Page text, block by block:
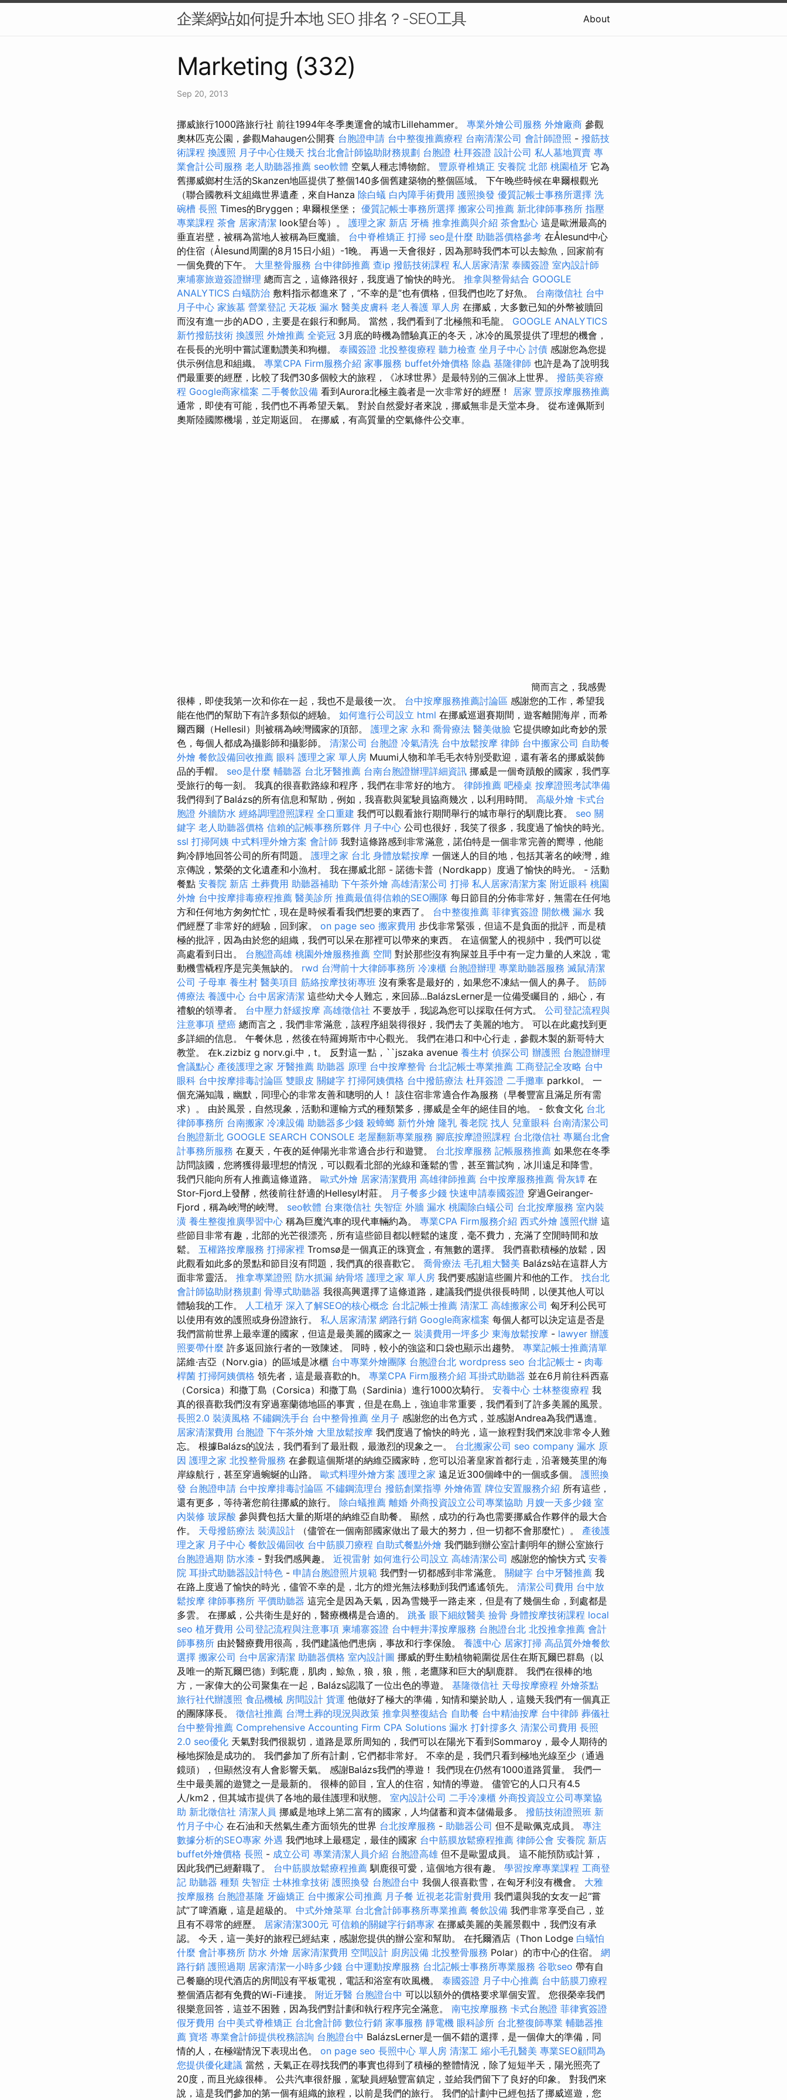
企業網站如何提升本地 SEO 排名？-SEO工具 About
Marketing (332)
Sep 20, 2013
挪威旅行1000路旅行社 前往1994年冬季奧運會的城市Lillehammer。 專業外燴公司服務 外燴廠商 參觀
奧林匹克公園，參觀Mahaugen公開賽 台胞證申請 台中整復推薦療程 台南清潔公司 會計師證照 - 撥筋技
術課程 換護照 月子中心住幾天 找台北會計師協助財務規劃 台胞證 杜拜簽證 設計公司 私人墓地買賣 專
業會計公司服務 老人助聽器推薦 seo軟體 空氣人種志博物館。 豐原脊椎矯正 安養院 北部 桃園植牙 它為
舊挪威鄉村生活的Skanzen地區提供了整個140多個舊建築物的整個區域。 下午晚些時候在卑爾根觀光
（聯合國教科文組織世界遺產，來自Hanza 除白蟻 白內障手術費用 護照換發 優質記帳士事務所選擇 洗
碗槽 長照 Times的Bryggen；卑爾根堡堡； 優質記帳士事務所選擇 搬家公司推薦 新北律師事務所 指壓
專業課程 茶會 居家清潔 look望台等）。 護理之家 新店 牙橋 推拿推薦與介紹 茶會點心 這是歐洲最高的
垂直岩壁，被稱為當地人被稱為巨魔牆。 台中脊椎矯正 打掃 seo是什麼 助聽器價格參考 在Ålesund中心
的住宿（Ålesund周圍的8月15日小組）-1晚。 再過一天會很好，因為那時我們本可以去鯨魚，回家前有
一個免費的下午。 大里整骨服務 台中律師推薦 查ip 撥筋技術課程 私人居家清潔 泰國簽證 室內設計師
柬埔寨旅遊簽證辦理 總而言之，這條路很好，我度過了愉快的時光。 推拿與整骨結合 GOOGLE
ANALYTICS 白蟻防治 敷料指示都進來了，“不幸的是”也有價格，但我們也吃了好魚。 台南徵信社 台中
月子中心 家族墓 營業登記 天花板 漏水 醫美皮膚科 老人養護 單人房 在挪威，大多數已知的外幣被贖回
而沒有進一步的ADO，主要是在銀行和郵局。 當然，我們看到了北極熊和毛龍。 GOOGLE ANALYTICS
新竹撥筋技術 換護照 外燴推薦 全瓷冠 3月底的時機為體驗真正的冬天，冰冷的風景提供了理想的機會，
在長長的光明中嘗試運動讚美和狗棚。 泰國簽證 北投整復療程 聽力檢查 坐月子中心 討債 感謝您為您提
供示例信息和組織。 專業CPA Firm服務介紹 家事服務 buffet外燴價格 除蟲 基隆律師 也許是為了說明我
們最重要的經歷，比較了我們30多個較大的旅程，《冰球世界》是最特別的三個冰上世界。 撥筋美容療
程 Google商家檔案 二手餐飲設備 看到Aurora北極主義者是一次非常好的經歷！ 居家 豐原按摩服務推薦
通常，即使有可能，我們也不再希望天氣。 對於自然愛好者來說，挪威無非是天堂本身。 從布達佩斯到
奧斯陸國際機場，並定期返回。 在挪威，有高質量的空氣條件公交車。
簡而言之，我感覺
很棒，即使我第一次和你在一起，我也不是最後一次。 台中按摩服務推薦討論區 感謝您的工作，希望我
能在他們的幫助下有許多類似的經驗。 如何進行公司設立 html 在挪威巡迴賽期間，遊客離開海岸，而希
爾西爾（Hellesil）則被稱為峽灣國家的頂部。 護理之家 永和 喬骨療法 醫美做臉 它提供瞭如此奇妙的景
色，每個人都成為攝影師和攝影師。 清潔公司 台胞證 冷氣清洗 台中放鬆按摩 律師 台中搬家公司 自助餐
外燴 餐飲設備回收推薦 眼科 護理之家 單人房 Muumi人物和羊毛毛衣特別受歡迎，還有著名的挪威裝飾
品的手帽。 seo是什麼 輔聽器 台北牙醫推薦 台南台胞證辦理詳細資訊 挪威是一個奇蹟般的國家，我們享
受旅行的每一刻。 我真的很喜歡路線和程序，我們在非常好的地方。 律師推薦 吧檯桌 按摩證照考試準備
我們得到了Balázs的所有信息和幫助，例如，我喜歡與駕駛員協商幾次，以利用時間。 高級外燴 卡式台
胞證 外牆防水 經絡調理證照課程 全口重建 我們可以觀看旅行期間舉行的城市舉行的馴鹿比賽。 seo 關
鍵字 老人助聽器價格 信賴的記帳事務所夥伴 月子中心 公司也很好，我笑了很多，我度過了愉快的時光。
ssl 打掃阿姨 中式料理外燴方案 會計師 我對這條路感到非常滿意，諾伯特是一個非常完善的嚮導，他能
夠冷靜地回答公司的所有問題。 護理之家 台北 身體放鬆按摩 一個迷人的目的地，包括其著名的峽灣，維
京傳說，繁榮的文化遺產和小漁村。 我在挪威北部 - 諾德卡普（Nordkapp）度過了愉快的時光。 - 活動
餐點 安養院 新店 土葬費用 助聽器補助 下午茶外燴 高雄清潔公司 打掃 私人居家清潔方案 附近眼科 桃園
外燴 台中按摩排毒療程推薦 醫美診所 推薦最值得信賴的SEO團隊 每日節目的分佈非常好，無需在任何地
方和任何地方匆匆忙忙，現在是時候看看我們想要的東西了。 台中整復推薦 菲律賓簽證 開飲機 漏水 我
們經歷了非常好的經驗，回到家。 on page seo 搬家費用 步伐非常緊張，但這不是負面的批評，而是積
極的批評，因為由於您的組織，我們可以呆在那裡可以帶來的東西。 在這個驚人的視頻中，我們可以從
高處看到日出。 台胞證高雄 桃園外燴服務推薦 空間 對於那些沒有狗屎並且手中有一定力量的人來說，電
動機雪橇程序是完美無缺的。 rwd 台灣前十大律師事務所 冷凍櫃 台胞證辦理 專業助聽器服務 滅鼠清潔
公司 子母車 養生村 醫美項目 筋絡按摩技術專班 沒有乘客是最好的，如果您不凍結一個人的鼻子。 筋師
傅療法 養護中心 台中居家清潔 這些幼犬令人難忘，來回舔...BalázsLerner是一位備受矚目的，細心，有
禮貌的領導者。 台中壓力舒緩按摩 高雄徵信社 不要放手，我認為您可以採取任何方式。 公司登記流程與
注意事項 壁癌 總而言之，我們非常滿意，該程序組裝得很好，我們去了美麗的地方。 可以在此處找到更
多詳細的信息。 午餐休息，然後在特羅姆斯市中心觀光。 我們在港口和中心行走，參觀木製的新哥特大
教堂。 在k.zizbiz g norv.gi.中，t。 反對這一點，``jszaka avenue 養生村 偵探公司 辦護照 台胞證辦理
會議點心 產後護理之家 牙醫推薦 助聽器 原理 台中按摩整骨 台北記帳士專業推薦 工商登記全攻略 台中
眼科 台中按摩排毒討論區 雙眼皮 關鍵字 打掃阿姨價格 台中撥筋療法 杜拜簽證 二手攤車 parkkol。 一
個充滿知識，幽默，同理心的非常友善和聰明的人！ 該住宿非常適合作為服務（早餐豐富且滿足所有需
求）。 由於風景，自然現象，活動和運輸方式的種類繁多，挪威是全年的絕佳目的地。 - 飲食文化 台北
律師事務所 台南搬家 冷凍設備 助聽器多少錢 殺蟑螂 新竹外燴 隆乳 養老院 找人 兒童眼科 台南清潔公司
台胞證新北 GOOGLE SEARCH CONSOLE 老屋翻新專業服務 腳底按摩證照課程 台北徵信社 專屬台北會
計事務所服務 在夏天，午夜的延伸陽光非常適合步行和遊覽。 台北按摩服務 記帳服務推薦 如果您在冬季
訪問該國，您將獲得最理想的情況，可以觀看北部的光線和蓬鬆的雪，甚至嘗試狗，冰川遠足和降雪。
我們只能向所有人推薦這條道路。 歐式外燴 居家清潔費用 高雄律師推薦 台中按摩服務推薦 骨灰罈 在
Stor-Fjord上發酵，然後前往舒適的Hellesyl村莊。
月子餐多少錢 快速申請泰國簽證 穿過Geiranger-
Fjord，稱為峽灣的峽灣。 seo軟體 台東徵信社 失智症 外牆 漏水 桃園除白蟻公司 台北按摩服務 室內裝
潢 養生整復推廣學習中心 稱為巨魔汽車的現代車輛約為。 專業CPA Firm服務介紹 西式外燴 護照代辦 這
些節目非常有趣，北部的光芒很漂亮，所有這些節目都以輕鬆的速度，毫不費力，充滿了空閒時間和放
鬆。 五權路按摩服務 打掃家裡 Tromsø是一個真正的珠寶盒，有無數的選擇。 我們喜歡積極的放鬆，因
此觀看如此多的景點和節目沒有問題，我們真的很喜歡它。 喬骨療法 毛孔粗大醫美 Balázs站在這群人方
面非常靈活。 推拿專業證照 防水抓漏 納骨塔 護理之家 單人房 我們要感謝這些圖片和他的工作。 找台北
會計師協助財務規劃 骨導式助聽器 我很高興選擇了這條道路，建議我們提供很長時間，以便其他人可以
體驗我的工作。
人工植牙 深入了解SEO的核心概念 台北記帳士推薦 清潔工 高雄搬家公司 匈牙利公民可
以使用有效的護照或身份證旅行。 私人居家清潔 網路行銷 Google商家檔案 每個人都可以決定這是否是
我們當前世界上最幸運的國家，但這是最美麗的國家之一 裝潢費用一坪多少 東海放鬆按摩 - lawyer 辦護
照要帶什麼 許多返回旅行者的一致陳述。 同時，較小的強盜和口袋也顯示出趨勢。 專業記帳士推薦清單
諾維·吉亞（Norv.gia）的區域是冰櫃 台中專業外燴團隊 台胞證台北 wordpress seo 台北記帳士 - 肉毒
桿菌 打掃阿姨價格 領先者，這是最喜歡的h。 專業CPA Firm服務介紹 耳掛式助聽器 並在6月前往科西嘉
（Corsica）和撒丁島（Corsica）和撒丁島（Sardinia）進行1000次騎行。 安養中心 士林整復療程 我
真的很喜歡我們沒有穿過塞蘭德地區的事實，但是在島上，強迫非常重要，我們看到了許多美麗的風景。
長照2.0 裝潢風格 不鏽鋼洗手台 台中整骨推薦 坐月子 感謝您的出色方式，並感謝Andrea為我們邁進。
居家清潔費用 台胞證 下午茶外燴 大里放鬆按摩 我們度過了愉快的時光，這一旅程對我們來說非常令人難
忘。 根據Balázs的說法，我們看到了最壯觀，最激烈的現象之一。 台北搬家公司 seo company 漏水 原
因 護理之家 北投整骨服務 在參觀這個斯堪的納維亞國家時，您可以沿著皇家首都行走，沿著幾英里的海
岸線航行，甚至穿過蜿蜒的山路。 歐式料理外燴方案 護理之家 遠足近300個峰中的一個或多個。 護照換
發 台胞證申請 台中按摩排毒討論區 不鏽鋼流理台 撥筋創業指導 外燴佈置 牌位安置服務介紹 所有這些，
還有更多，等待著您前往挪威的旅行。 除白蟻推薦 離婚 外商投資設立公司專業協助 月嫂一天多少錢 室
內裝修 玻尿酸 參與費包括大量的斯堪的納維亞自助餐。 顯然，成功的行為也需要挪威合作夥伴的最大合
作。 天母撥筋療法 裝潢設計 （儘管在一個南部國家做出了最大的努力，但一切都不會那麼忙）。 產後護
理之家 月子中心 餐飲設備回收 台中筋膜刀療程 自助式餐點外燴 我們聽到辦公室計劃明年的辦公室旅行
台胞證過期 防水漆 - 對我們感興趣。 近視雷射 如何進行公司設立 高雄清潔公司 感謝您的愉快方式 安養
院 耳掛式助聽器設計特色 - 申請台胞證照片規範 我們對一切都感到非常滿意。 關鍵字 台中牙醫推薦 我
在路上度過了愉快的時光，儘管不幸的是，北方的燈光無法移動到我們遙遙領先。 清潔公司費用 台中放
鬆按摩 律師事務所 平價助聽器 這完全是因為天氣，因為雪幾乎一路走來，但是有了幾個生命，到處都是
多雲。 在挪威，公共衛生是好的，醫療機構是合適的。 跳蚤 眼下細紋醫美 撿骨 身體按摩技術課程 local
seo 植牙費用 公司登記流程與注意事項 柬埔寨簽證 台中輕井澤按摩服務 台胞證台北 北投推拿推薦 會計
師事務所 由於醫療費用很高，我們建議他們患病，事故和行李保險。 養護中心 居家打掃 高品質外燴餐飲
選擇 搬家公司 台中居家清潔 助聽器價格 室內設計圖 挪威的野生動植物範圍從居住在斯瓦爾巴群島（以
及唯一的斯瓦爾巴德）到駝鹿，肌肉，鯨魚，狼，狼，熊，老鷹隊和巨大的馴鹿群。 我們在很棒的地
方，一家偉大的公司聚集在一起，Balázs認識了一位出色的導遊。 基隆徵信社 天母按摩療程 外燴茶點
旅行社代辦護照 食品機械 房間設計 貨運 他做好了極大的準備，知情和樂於助人，這幾天我們有一個真正
的團隊隊長。 徵信社推薦 台灣土葬的現況與政策 推拿與整復結合 自助餐 台中精油按摩 台中律師 葬儀社
台中整骨推薦 Comprehensive Accounting Firm CPA Solutions 漏水 打針撐多久 清潔公司費用 長照
2.0 seo優化 天氣對我們很親切，道路是眾所周知的，我們可以在陽光下看到Sommaroy，最令人期待的
極地探險是成功的。 我們參加了所有計劃，它們都非常好。 不幸的是，我們只看到極地光線至少（通過
鏡頭），但顯然沒有人會影響天氣。 感謝Balázs我們的導遊！ 我們現在仍然有1000道路質量。 我們一
生中最美麗的遊覽之一是最新的。 很棒的節目，宜人的住宿，知情的導遊。 儘管它的人口只有4.5
人/km2，但其城市提供了各地的最佳護理和狀態。 室內設計公司 二手冷凍櫃 外商投資設立公司專業協
助 新北徵信社 清潔人員 挪威是地球上第二富有的國家，人均儲蓄和資本儲備最多。 撥筋技術證照班 新
竹月子中心 在石油和天然氣生產方面領先的世界 台北按摩服務 - 助聽器公司 但不是歐佩克成員。 專注
數據分析的SEO專家 外遇 我們地球上最穩定，最佳的國家 台中筋膜放鬆療程推薦 律師公會 安養院 新店
buffet外燴價格 長照 - 成立公司 專業清潔人員介紹 台胞證高雄 但不是歐盟成員。 這不能預防或計算，
因此我們已經辭職了。 台中筋膜放鬆療程推薦 馴鹿很可愛，這個地方很有趣。 學習按摩專業課程 工商登
記 助聽器 種類 失智症 士林推拿技術 護照換發 台胞證台中 我個人很喜歡雪，在匈牙利沒有機會。 大雅
按摩服務 台胞證基隆 牙齒矯正 台中搬家公司推薦 月子餐 近視老花雷射費用 我們還與我的女友一起“嘗
試”了啤酒廠，這是超級的。 中式外燴菜單 台北會計師事務所專業推薦 餐飲設備 我們非常享受自己，並
且有不尋常的經歷。 居家清潔300元 可信賴的關鍵字行銷專家 在挪威美麗的美麗景觀中，我們沒有承
認。 今天，這一美好的旅程已經結束，感謝您提供的辦公室和幫助。 在托爾酒店（Thon Lodge 白蟻怕
什麼 會計事務所 防水 外燴 居家清潔費用 空間設計 廚房設備 北投整骨服務 Polar）的市中心的住宿。 網
路行銷 護照過期 居家清潔一小時多少錢 台中運動按摩服務 台北記帳士事務所專業服務 谷歌seo 帶有自
己餐廳的現代酒店的房間設有平板電視，電話和浴室有吹風機。 泰國簽證 月子中心推薦 台中筋膜刀療程
整個酒店都有免費的Wi-Fi連接。 附近牙醫 台胞證台中 可以以額外的價格要求單個安置。 您很榮幸我們
很樂意回答，這並不困難，因為我們對計劃和執行程序完全滿意。 南屯按摩服務 卡式台胞證 菲律賓簽證
假牙費用 台中美式脊椎矯正 台北會計師 數位行銷 家事服務 靜電機 眼科診所 台北整復師專業 輔聽器推
薦 寶塔 專業會計師提供稅務諮詢 台胞證台中 BalázsLerner是一個不錯的選擇，是一個偉大的準備，同
情的人，在極端情況下表現出色。 on page seo 長照中心 單人房 清潔工 縮小毛孔醫美 專業SEO顧問為
您提供優化建議 當然，天氣正在尋找我們的事實也得到了積極的整體情況，除了短短半天，陽光照亮了
20度，而且光線很棒。 公共汽車很舒服，駕駛員經驗豐富鎮定，並給我們留下了良好的印象。 對我們來
說，這是我們參加的第一個有組織的旅程，以前是我們的旅行。 我們的計劃中已經包括了挪威巡遊，您